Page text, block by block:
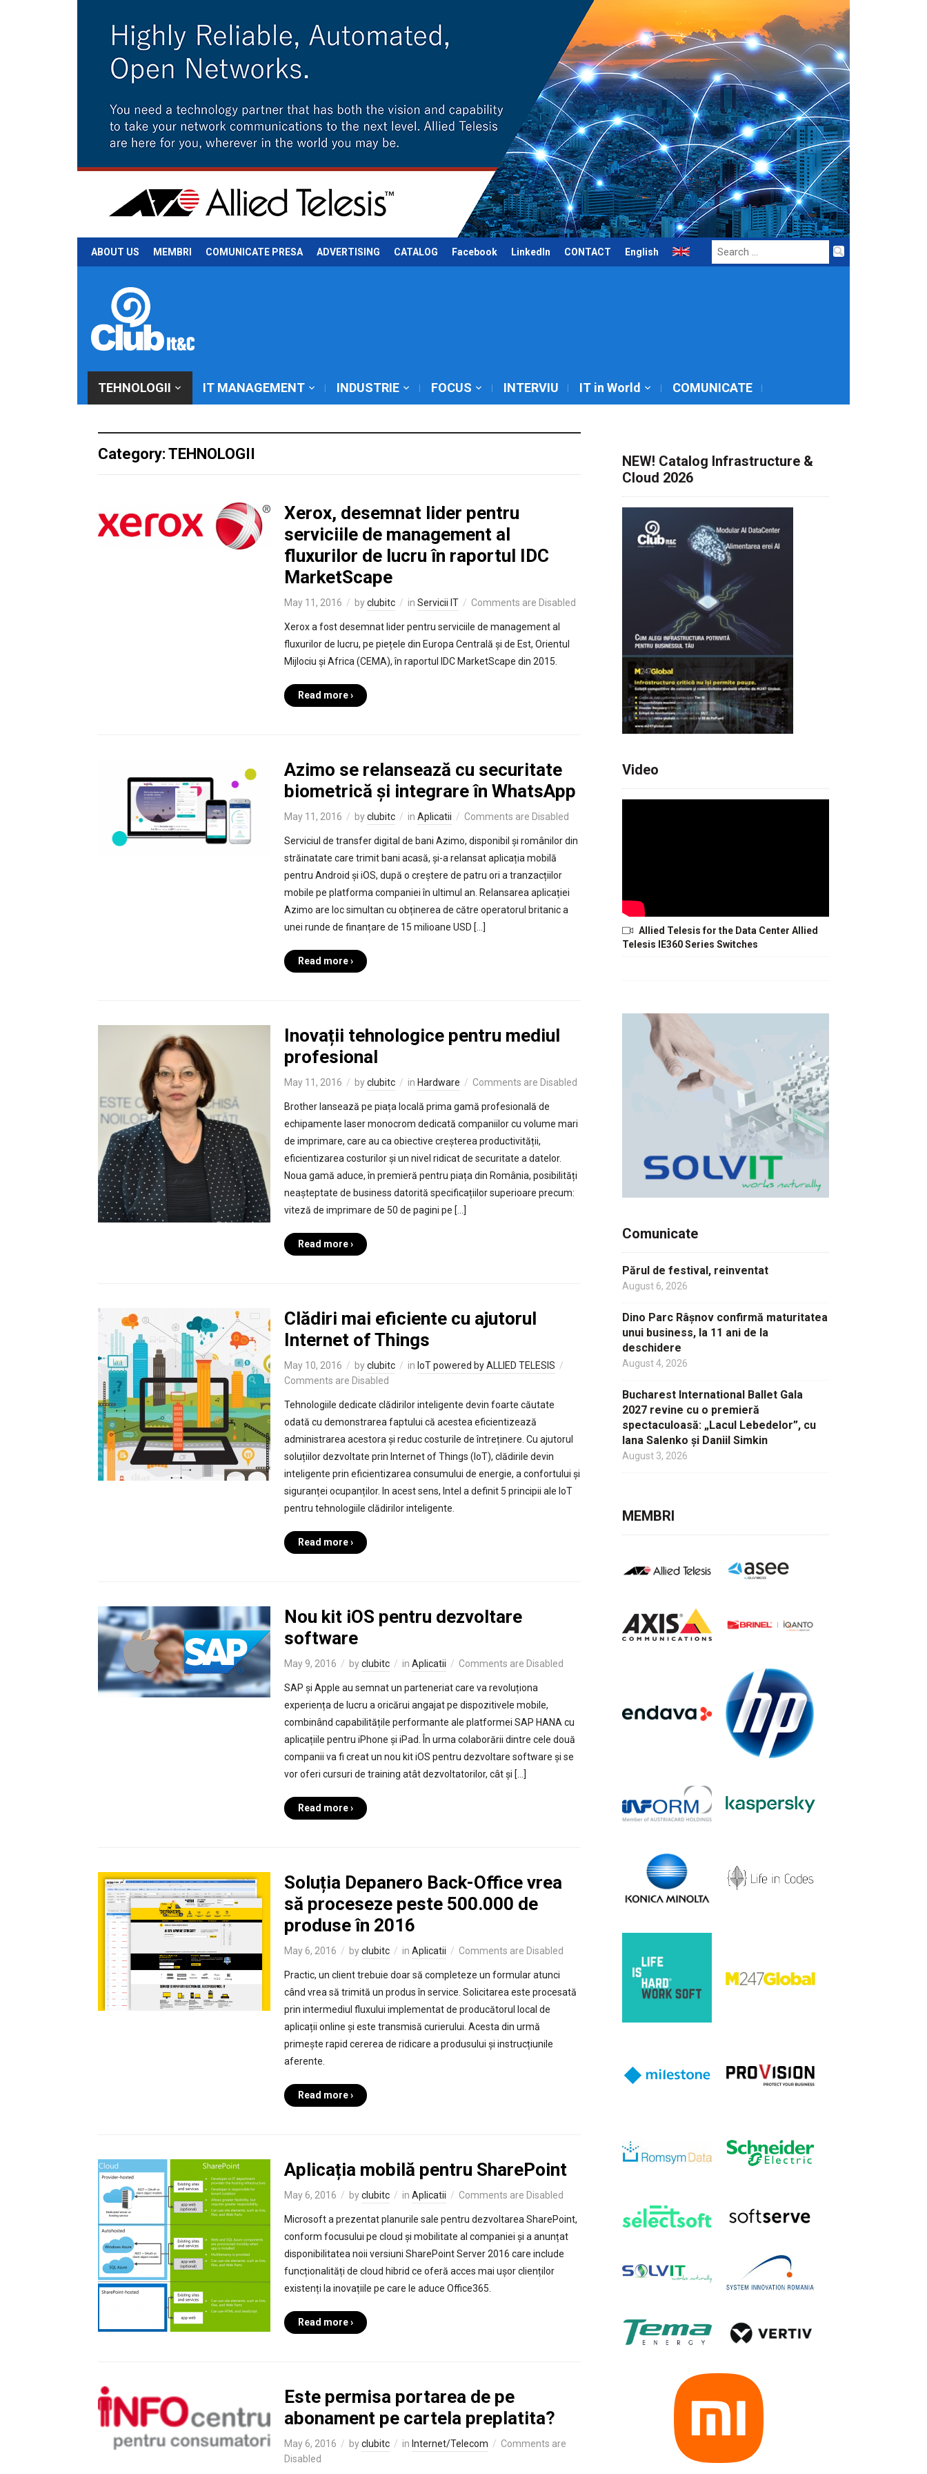
ABOUT US MEMBRI COMUNICATE PRESA ADVERTISING CATALOG Facebook LinkedIn CONTACT English
Search
for:
TEHNOLOGII IT MANAGEMENT INDUSTRIE FOCUS INTERVIU IT in World COMUNICATE
Category: TEHNOLOGII
Xerox, desemnat lider pentru
serviciile de management al
fluxurilor de lucru în raportul IDC
MarketScape
May 11, 2016 byclubitc in Servicii IT Comments are Disabled
Xerox a fost desemnat lider pentru serviciile de management al
fluxurilor de lucru, pe piețele din Europa Centrală și de Est, Orientul
Mijlociu și Africa (CEMA), în raportul IDC MarketScape din 2015.
Read more ›
Azimo se relansează cu securitate
biometrică și integrare în WhatsApp
May 11, 2016 byclubitc in Aplicatii Comments are Disabled
Serviciul de transfer digital de bani Azimo, disponibil și românilor din
străinatate care trimit bani acasă, și-a relansat aplicația mobilă
pentru Android și iOS, după o creștere de patru ori a tranzacțiilor
mobile pe platforma companiei în ultimul an. Relansarea aplicației
Azimo are loc simultan cu obținerea de către operatorul britanic a
unei runde de finanțare de 15 milioane USD […]
Read more ›
Inovații tehnologice pentru mediul
profesional
May 11, 2016 byclubitc in Hardware Comments are Disabled
Brother lansează pe piața locală prima gamă profesională de
echipamente laser monocrom dedicată companiilor cu volume mari
de imprimare, care au ca obiective creșterea productivității,
eficientizarea costurilor și un nivel ridicat de securitate a datelor.
Noua gamă aduce, în premieră pentru piața din România, posibilități
neașteptate de business datorită specificațiilor superioare precum:
viteză de imprimare de 50 de pagini pe […]
Read more ›
Clădiri mai eficiente cu ajutorul
Internet of Things
May 10, 2016 byclubitc in IoT powered by ALLIED TELESIS
Comments are Disabled
Tehnologiile dedicate clădirilor inteligente devin foarte căutate
odată cu demonstrarea faptului că acestea eficientizează
administrarea acestora și reduc costurile de întreținere. Cu ajutorul
soluțiilor dezvoltate prin Internet of Things (IoT), clădirile devin
inteligente prin eficientizarea consumului de energie, a confortului și
siguranței ocupanților. In acest sens, Intel a definit 5 principii ale IoT
pentru tehnologiile clădirilor inteligente.
Read more ›
Nou kit iOS pentru dezvoltare
software
May 9, 2016 byclubitc in Aplicatii Comments are Disabled
SAP și Apple au semnat un parteneriat care va revoluționa
experiența de lucru a oricărui angajat pe dispozitivele mobile,
combinând capabilitățile performante ale platformei SAP HANA cu
aplicațiile pentru iPhone și iPad. În urma colaborării dintre cele două
companii va fi creat un nou kit iOS pentru dezvoltare software și se
vor oferi cursuri de training atât dezvoltatorilor, cât și […]
Read more ›
Soluția Depanero Back-Office vrea
să proceseze peste 500.000 de
produse în 2016
May 6, 2016 byclubitc in Aplicatii Comments are Disabled
Practic, un client trebuie doar să completeze un formular atunci
când vrea să trimită un produs în service. Solicitarea este procesată
prin intermediul fluxului implementat de producătorul local de
aplicații online și este transmisă curierului. Acesta din urmă
primește rapid cererea de ridicare a produsului și instrucțiunile
aferente.
Read more ›
Aplicația mobilă pentru SharePoint
May 6, 2016 byclubitc in Aplicatii Comments are Disabled
Microsoft a prezentat planurile sale pentru dezvoltarea SharePoint,
conform focusului pe cloud și mobilitate al companiei și a anunțat
disponibilitatea noii versiuni SharePoint Server 2016 care include
funcționalități de cloud hibrid ce oferă acces mai ușor clienților
existenți la inovațiile pe care le aduce Office365.
Read more ›
Este permisa portarea de pe
abonament pe cartela preplatita?
May 6, 2016 byclubitc in Internet/Telecom
Comments are
Disabled
NEW! Catalog Infrastructure &
Cloud 2026
Video
Allied Telesis for the Data Center Allied
Telesis IE360 Series Switches
Comunicate
Părul de festival, reinventat
August 6, 2026
Dino Parc Râșnov confirmă maturitatea
unui business, la 11 ani de la
deschidere
August 4, 2026
Bucharest International Ballet Gala
2027 revine cu o premieră
spectaculoasă: „Lacul Lebedelor”, cu
Iana Salenko și Daniil Simkin
August 3, 2026
MEMBRI